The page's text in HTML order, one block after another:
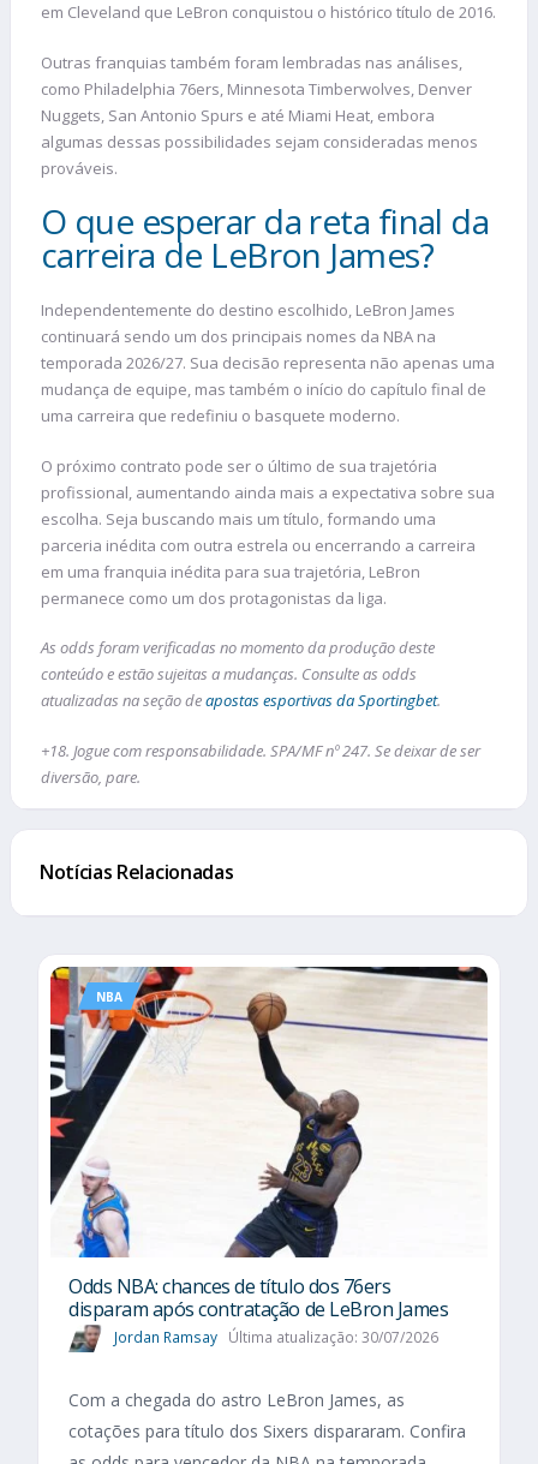
em Cleveland que LeBron conquistou o histórico título de 2016.
Outras franquias também foram lembradas nas análises,
como Philadelphia 76ers, Minnesota Timberwolves, Denver
Nuggets, San Antonio Spurs e até Miami Heat, embora
algumas dessas possibilidades sejam consideradas menos
prováveis.
O que esperar da reta final da
carreira de LeBron James?
Independentemente do destino escolhido, LeBron James
continuará sendo um dos principais nomes da NBA na
temporada 2026/27. Sua decisão representa não apenas uma
mudança de equipe, mas também o início do capítulo final de
uma carreira que redefiniu o basquete moderno.
O próximo contrato pode ser o último de sua trajetória
profissional, aumentando ainda mais a expectativa sobre sua
escolha. Seja buscando mais um título, formando uma
parceria inédita com outra estrela ou encerrando a carreira
em uma franquia inédita para sua trajetória, LeBron
permanece como um dos protagonistas da liga.
As odds foram verificadas no momento da produção deste
conteúdo e estão sujeitas a mudanças. Consulte as odds
atualizadas na seção deapostas esportivas da Sportingbet.
+18. Jogue com responsabilidade. SPA/MF nº 247. Se deixar de ser
diversão, pare.
Notícias Relacionadas
NBA
Odds NBA: chances de título dos 76ers
disparam após contratação de LeBron James
Jordan Ramsay Última atualização: 30/07/2026
Com a chegada do astro LeBron James, as
cotações para título dos Sixers dispararam. Confira